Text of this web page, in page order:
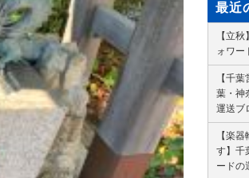
最近
【立
ォワー
【千
葉・神
運送ブ
【楽
す】千
ードの